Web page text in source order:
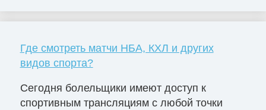
Где смотреть матчи НБА, КХЛ и других
видов спорта?
Сегодня болельщики имеют доступ к
спортивным трансляциям с любой точки